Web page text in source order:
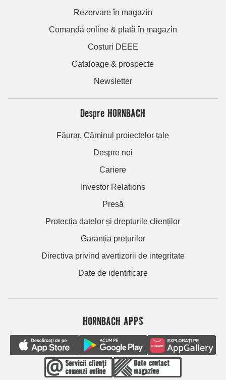
Rezervare în magazin
Comandă online & plată în magazin
Costuri DEEE
Cataloage & prospecte
Newsletter
Despre HORNBACH
Făurar. Căminul proiectelor tale
Despre noi
Cariere
Investor Relations
Presă
Protecția datelor și drepturile clienților
Garanția prețurilor
Directiva privind avertizorii de integritate
Date de identificare
HORNBACH APPS